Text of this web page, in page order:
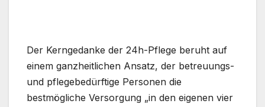
Der Kerngedanke der 24h-Pflege beruht auf
einem ganzheitlichen Ansatz, der betreuungs-
und pflegebedürftige Personen die
bestmögliche Versorgung „in den eigenen vier